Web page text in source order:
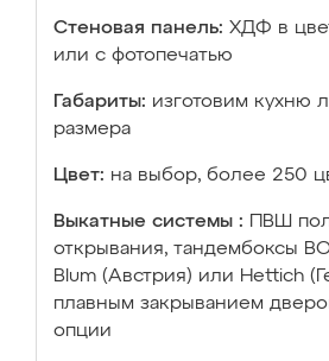
Стеновая панель: ХДФ в
или с фотопечатью
Габариты: изготовим кухню
размера
Цвет: на выбор, более 250
Выкатные системы :
ПВШ
открывания, тандембоксы
Blum (Австрия) или Hettich
плавным закрыванием
опции